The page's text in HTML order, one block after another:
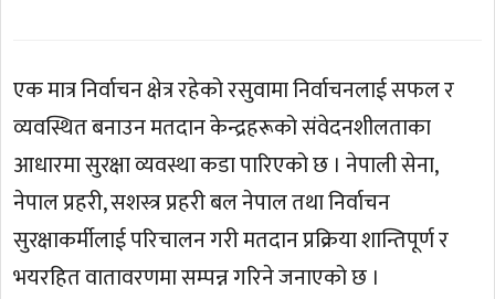
एक मात्र निर्वाचन क्षेत्र रहेको रसुवामा निर्वाचनलाई सफल र
व्यवस्थित बनाउन मतदान केन्द्रहरूको संवेदनशीलताका
आधारमा सुरक्षा व्यवस्था कडा पारिएको छ । नेपाली सेना,
नेपाल प्रहरी, सशस्त्र प्रहरी बल नेपाल तथा निर्वाचन
सुरक्षाकर्मीलाई परिचालन गरी मतदान प्रक्रिया शान्तिपूर्ण र
भयरहित वातावरणमा सम्पन्न गरिने जनाएको छ ।